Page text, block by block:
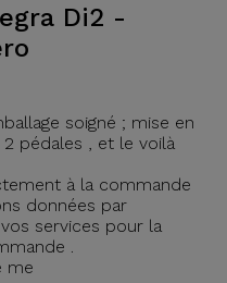
Di2 -
soigné ; mise en
pédales , et le voilà
à la commande
données par
services pour la
.
me